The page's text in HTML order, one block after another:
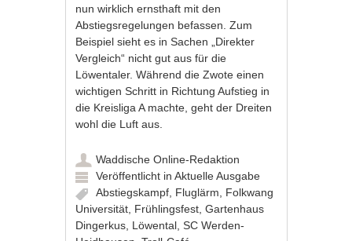
nun wirklich ernsthaft mit den
Abstiegsregelungen befassen. Zum
Beispiel sieht es in Sachen „Direkter
Vergleich“ nicht gut aus für die
Löwentaler. Während die Zwote einen
wichtigen Schritt in Richtung Aufstieg in
die Kreisliga A machte, geht der Dreiten
wohl die Luft aus.
Waddische Online-Redaktion
Veröffentlicht inAktuelle Ausgabe
Abstiegskampf, Fluglärm, Folkwang
Universität, Frühlingsfest,Gartenhaus
Dingerkus, Löwental,SC Werden-